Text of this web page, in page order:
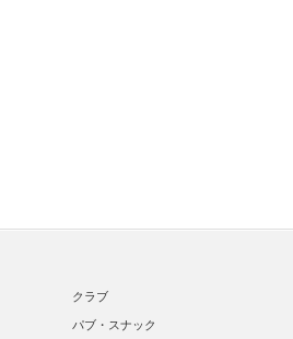
クラブ
パブ・スナック